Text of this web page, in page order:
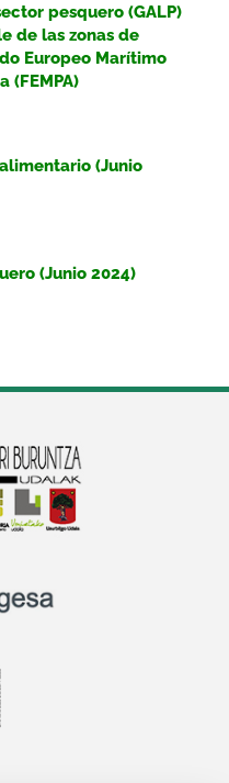
pesquero (GALP)
de las zonas de
Europeo Marítimo
(FEMPA)
(Junio
(Junio 2024)